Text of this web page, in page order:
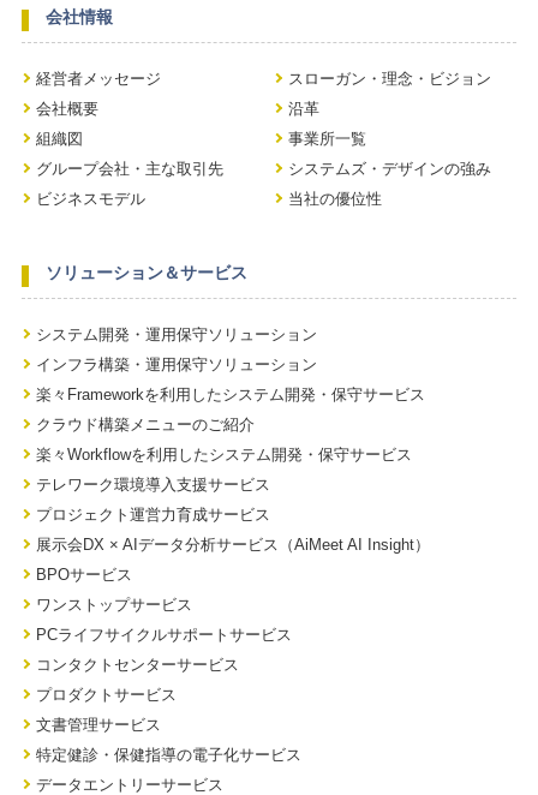
会社情報
経営者メッセージ
スローガン・理念・ビジョン
会社概要
沿革
組織図
事業所一覧
グループ会社・主な取引先
システムズ・デザインの強み
ビジネスモデル
当社の優位性
ソリューション＆サービス
システム開発・運用保守ソリューション
インフラ構築・運用保守ソリューション
楽々Frameworkを利用したシステム開発・保守サービス
クラウド構築メニューのご紹介
楽々Workflowを利用したシステム開発・保守サービス
テレワーク環境導入支援サービス
プロジェクト運営力育成サービス
展示会DX × AIデータ分析サービス（AiMeet AI Insight）
BPOサービス
ワンストップサービス
PCライフサイクルサポートサービス
コンタクトセンターサービス
プロダクトサービス
文書管理サービス
特定健診・保健指導の電子化サービス
データエントリーサービス